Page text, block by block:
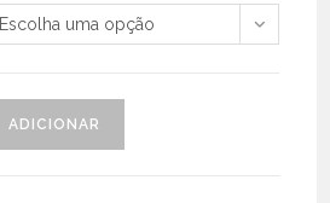
Escolha uma opção
ADICIONAR